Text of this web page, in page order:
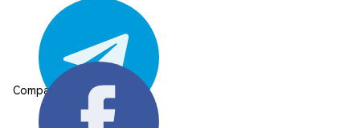
Compartilhar: